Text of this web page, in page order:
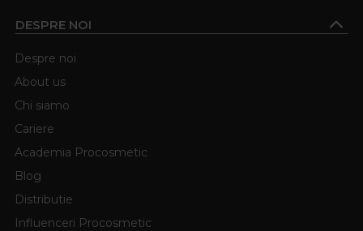
DESPRE NOI
Despre noi
About us
Chi siamo
Cariere
Academia Procosmetic
Blog
Distributie
Influenceri Procosmetic